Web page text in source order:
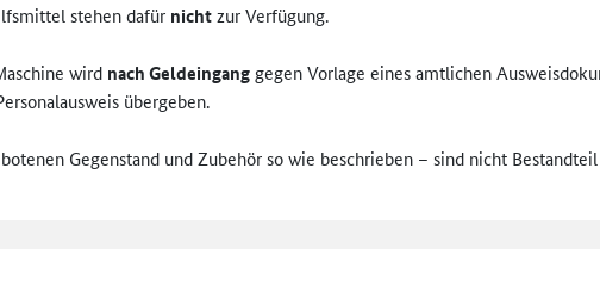
stehen dafür nichtzur Verfügung.
wird nach Geldeingang gegen Vorlage eines amtlichen
übergeben.
Gegenstand und Zubehör so wie beschrieben – sind nicht